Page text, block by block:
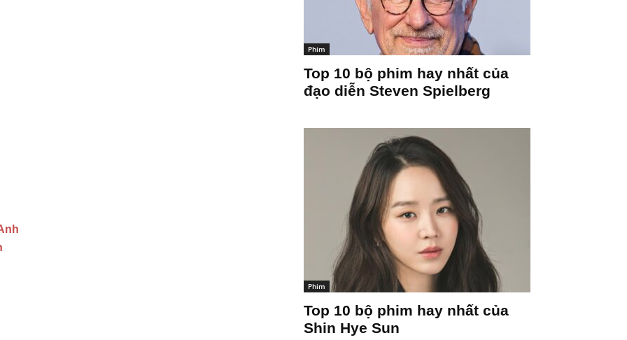
Phim
Top 10 bộ phim hay nhất của
đạo diễn Steven Spielberg
Phim
Top 10 bộ phim hay nhất của
Shin Hye Sun